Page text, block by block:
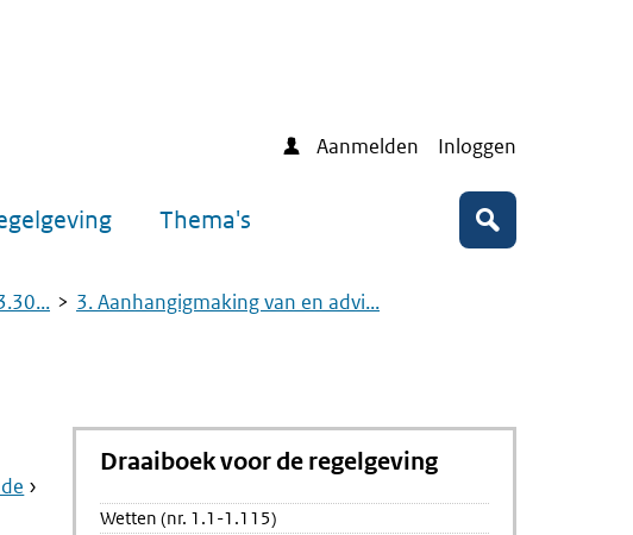
Aanmelden Inloggen
Thema's Zoeken
3. Aanhangigmaking van en advi...
Pagina:
Draaiboek voor de regelgeving
Wetten (nr. 1.1-1.115)